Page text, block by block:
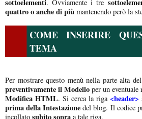
sottoelementi. Ovviamente i tre
quattro o anche di più mantenendo però la
COME INSERIRE
TEMA
Per mostrare questo menù nella parte alta
preventivamente il Modello per un
Modifica HTML. Si cerca la riga <header>
prima della Intestazione del blog. Il codice
incollato subito sopra a tale riga.